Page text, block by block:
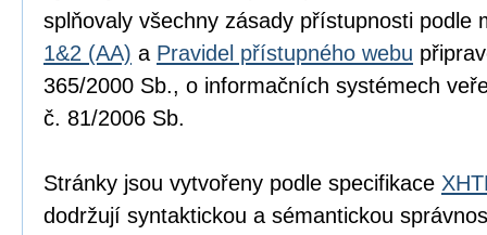
splňovaly všechny zásady přístupnosti podle
1&2 (AA) a Pravidel přístupného webu
365/2000 Sb., o informačních systémech
č. 81/2006 Sb.
Stránky jsou vytvořeny podle specifikace
dodržují syntaktickou a sémantickou